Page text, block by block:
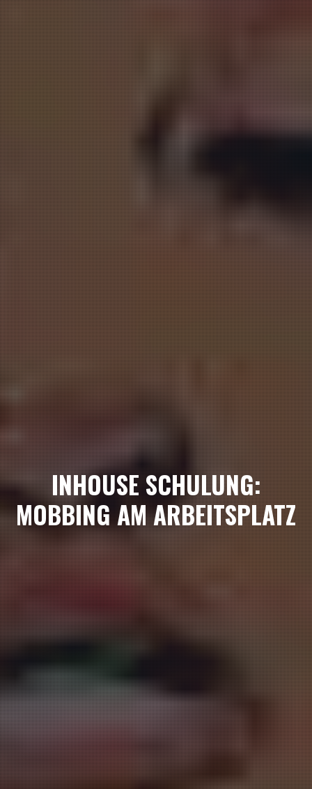
INHOUSE SCHULUNG:
MOBBING AM ARBEITSPLATZ